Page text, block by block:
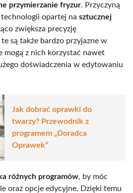
przymierzanie fryzur. Przyczyną
opartej na sztucznej
zwiększa precyzję
są także bardzo przyjazne w
mogą z nich korzystać nawet
doświadczenia w edytowaniu
Jak dobrać oprawki do
twarzy? Przewodnik z
programem „Doradca
Oprawek”
różnych programów, by móc
oraz opcje edycyjne. Dzięki temu